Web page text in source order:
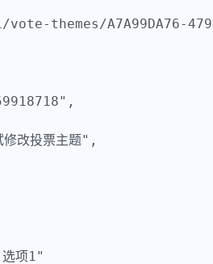
themes/A7A99DA76-4794-